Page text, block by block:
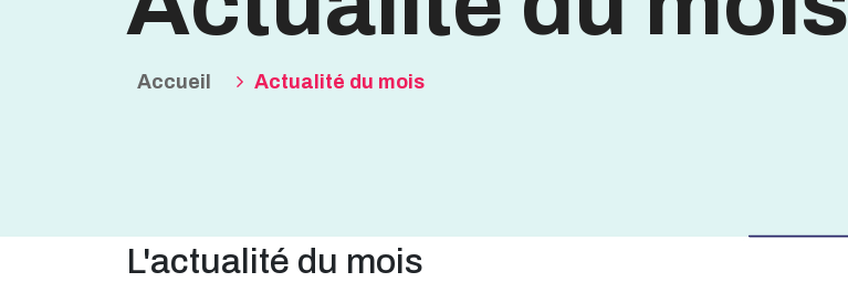
Accueil Actualité du mois
L'actualité du mois